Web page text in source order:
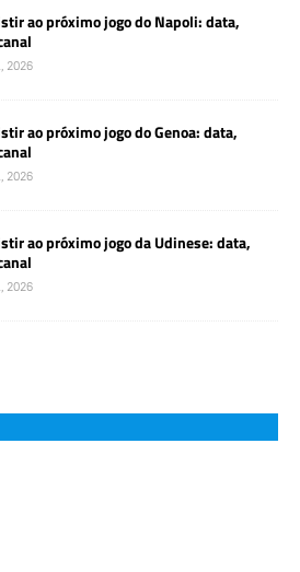
ao próximo jogo do Napoli: data,
2026
ao próximo jogo do Genoa: data,
2026
ao próximo jogo da Udinese: data,
2026